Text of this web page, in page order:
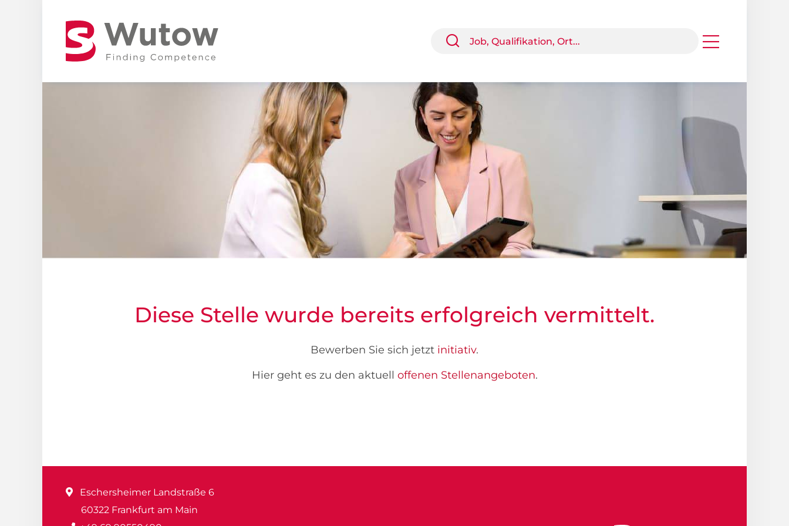
Diese Stelle wurde bereits erfolgreich vermittelt.
Bewerben Sie sich jetzt initiativ.
Hier geht es zu den aktuell offenen Stellenangeboten.
Eschersheimer Landstraße 6
60322 Frankfurt am Main